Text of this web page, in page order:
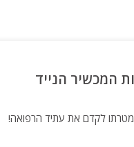
המכשיר הנייד
לקדם את עתיד הרפואה!